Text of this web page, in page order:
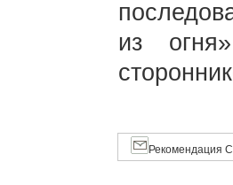
из
Рекомендация